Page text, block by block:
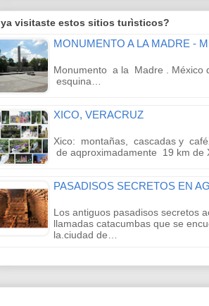
ya visitaste estos sitios turìsticos?
MONUMENTO A LA MADRE -
Monumento a la Madre . México
esquina…
XICO, VERACRUZ
Xico: montañas, cascadas y
de aqproximadamente 19 km
PASADISOS SECRETOS EN
Los antiguos pasadisos secretos
llamadas catacumbas que se
la.ciudad de…